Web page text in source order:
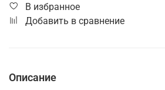
В избранное
Добавить в сравнение
Описание